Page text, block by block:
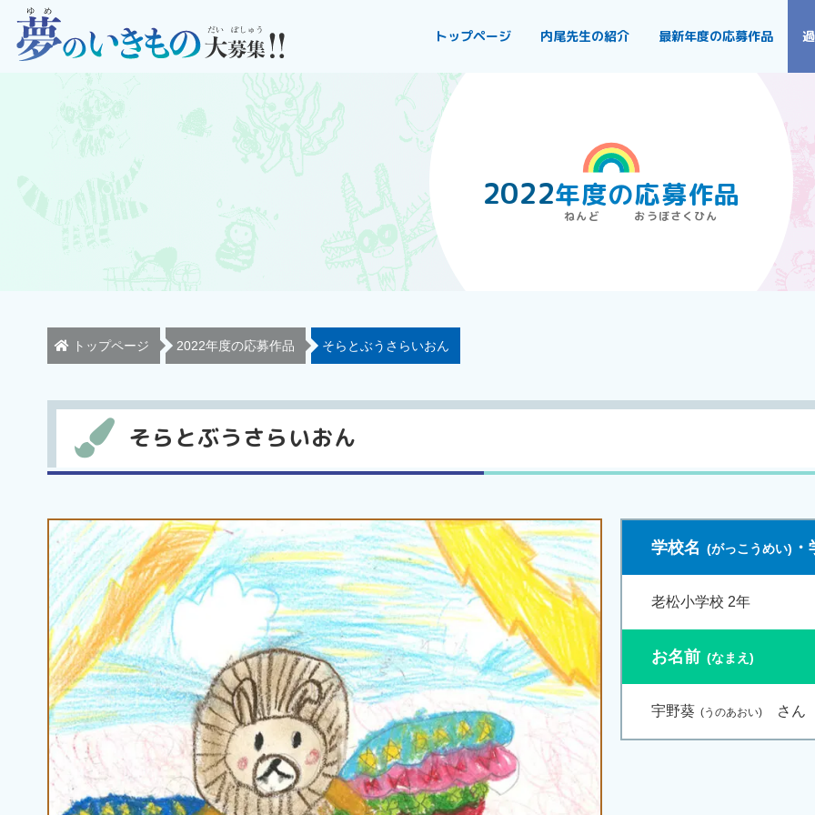
トップページ 内尾先生の紹介 最新年度の応募作品
2022年度の応募作品
トップページ 2022年度の応募作品 そらとぶうさらいおん
そらとぶうさらいおん
学校名 ・
老松小学校 2年
お名前
宇野葵 さん